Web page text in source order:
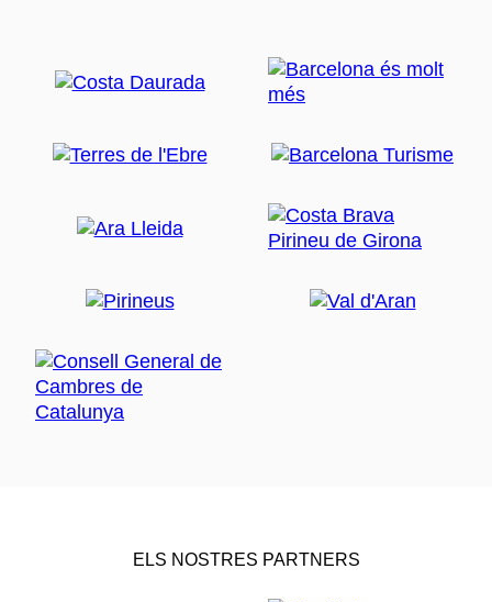
ELS NOSTRES PARTNERS